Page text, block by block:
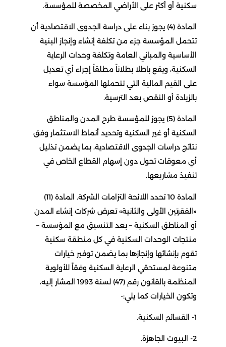
سكنية أو أكثر على الأراضي المخصصة للمؤسسة.
المادة (4) يجوز بناء على دراسة الجدوى الاقتصادية أن
تتحمل المؤسسة جزء من تكلفة إنشاء وإنجاز البنية
الأساسية والمباني العامة وتكلفة وحدات الرعاية
السكنية، ويقع باطلا بطلاناً مطلقاً إجراء أي تعديل
على القيم المالية التي تتحملها المؤسسة سواء
بالزيادة أو النقص بعد الترسية.
المادة (5) يجوز للمؤسسة طرح المدن والمناطق
السكنية أو غير السكنية وتحديد أنماط الاستثمار وفق
نتائج دراسات الجدوى الاقتصادية، بما يضمن تذليل
أي معوقات تحول دون إسهام القطاع الخاص في
تنفيذ مشاريعها.
المادة 10 تحدد اللائحة التزامات الشركة. المادة (11)
«الفقرتين الأولى والثانية» تعرض شركات إنشاء المدن
أو المناطق السكنية – بعد التنسيق مع المؤسسة –
منتجات الوحدات السكنية في كل منطقة سكنية
تقوم بإنشائها وإنجازها بما يضمن توفير خيارات
متنوعة لمستحقي الرعاية السكنية وفقاً للأولوية
المنظمة بالقانون رقم (47) لسنة 1993 المشار إليه،
وتكون الخيارات كما يلي:-
1- القسائم السكنية.
2- البيوت الجاهزة.